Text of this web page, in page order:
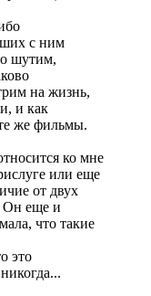
с ним
шутим,
на жизнь,
и как
же фильмы.
ко мне
или еще
от двух
Он еще и
что такие
это